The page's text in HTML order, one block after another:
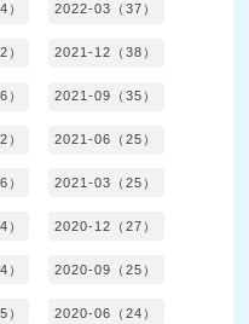
2022-03（37）
2021-12（38）
2021-09（35）
2021-06（25）
2021-03（25）
2020-12（27）
2020-09（25）
2020-06（24）